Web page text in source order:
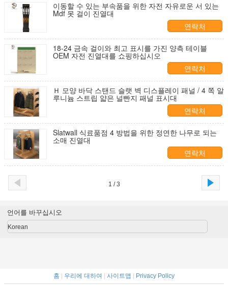
이동할 수 있는 부속품을 위한 자전 자유로운 서 있는
Mdf 못 걸이 진열대
연락처
18-24 금속 걸이와 최고 표시를 가진 양측 테이블
OEM 자전 진열대를 쇼핑하십시오
연락처
Ｈ 모양 바닥 스탠드 슬랫 벽 디스플레이 패널 / 4 쪽 알
루니늄 스트립 얇은 널빤지 패널 표시대
연락처
Slatwall 식료품점 4 방법을 위한 정연한 나무로 되는
소매 진열대
연락처
1 / 3
언어를 바꾸십시오
Korean
홈 우리에 대하여 사이트맵 Privacy Policy